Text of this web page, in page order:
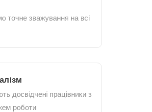
точне зважування на всі
досвідчені працівники з
роботи